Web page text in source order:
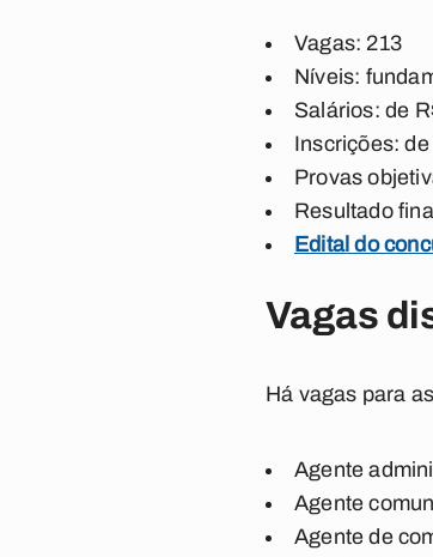
Vagas: 213
Níveis:
Salários: de
Inscrições:
Provas
Resultado
Edital do
Vagas
Há vagas para
Agente
Agente
Agente de